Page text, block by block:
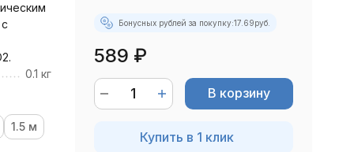
0.1 кг
1.5 м
Бонусных рублей за покупку:17.69руб.
589 ₽
В корзину
Купить в 1 клик